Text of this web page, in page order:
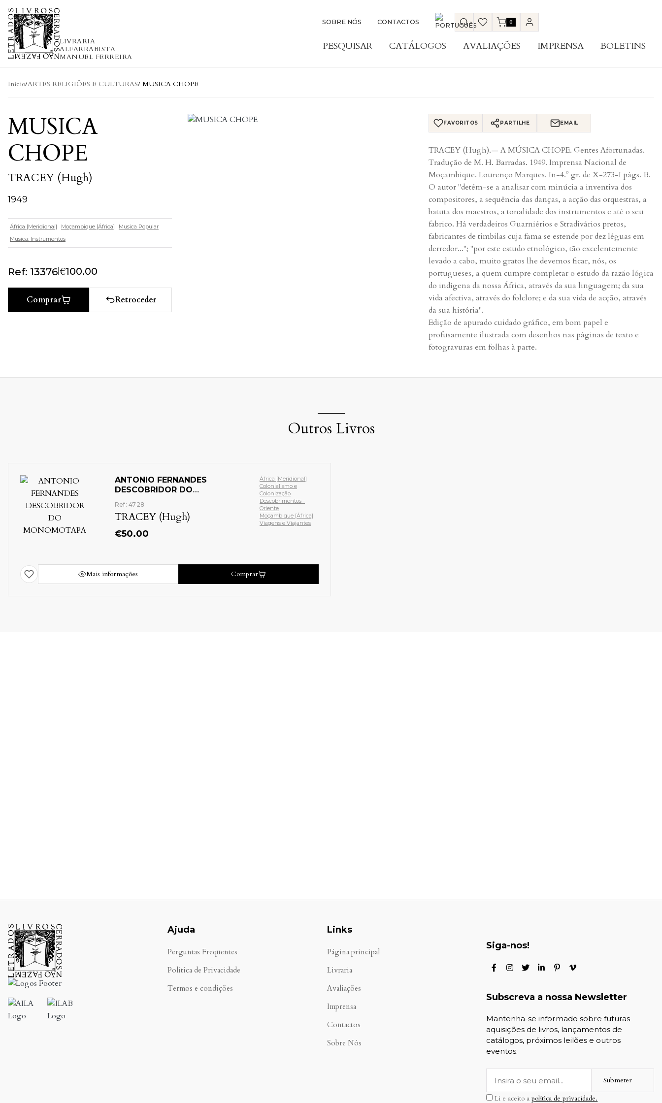
Skip to content
LIVRARIA
ALFARRABISTA
MANUEL FERREIRA
SOBRE NÓS CONTACTOS 0
PESQUISAR CATÁLOGOS AVALIAÇÕES IMPRENSA BOLETINS
Início/ARTES RELIGIÕES E CULTURAS/ MUSICA CHOPE
MUSICA
CHOPE
TRACEY (Hugh)
1949
África [Meridional] Moçambique [África]
Musica Popular
Musica: Instrumentos
Ref: 13376|€100.00
Comprar Retroceder
FAVORITOS PARTILHE EMAIL
TRACEY (Hugh).— A MÚSICA CHOPE. Gentes Afortunadas.
Tradução de M. H. Barradas. 1949. Imprensa Nacional de
Moçambique. Lourenço Marques. In-4.º gr. de X-273-I págs. B.
O autor "detém-se a analisar com minúcia a inventiva dos
compositores, a sequência das danças, a acção das orquestras, a
batuta dos maestros, a tonalidade dos instrumentos e até o seu
fabrico. Há verdadeiros Guarniérios e Stradivários pretos,
fabricantes de timbilas cuja fama se estende por dez léguas em
derredor..."; "por este estudo etnológico, tão excelentemente
levado a cabo, muito gratos lhe devemos ficar, nós, os
portugueses, a quem cumpre completar o estudo da razão lógica
do indígena da nossa África, através da sua linguagem; da sua
vida afectiva, através do folclore; e da sua vida de acção, através
da sua história".
Edição de apurado cuidado gráfico, em bom papel e
profusamente ilustrada com desenhos nas páginas de texto e
fotogravuras em folhas à parte.
Outros Livros
ANTONIO FERNANDES
DESCOBRIDOR DO
MONOMOTAPA
Ref: 4728
TRACEY (Hugh)
€50.00
África [Meridional]
Colonialismo e
Colonização
Descobrimentos -
Oriente
Moçambique [África]
Viagens e Viajantes
Mais informações Comprar
Ajuda
Perguntas Frequentes
Política de Privacidade
Termos e condições
Links
Página principal
Livraria
Avaliações
Imprensa
Contactos
Sobre Nós
Siga-nos!
Subscreva a nossa Newsletter
Mantenha-se informado sobre futuras
aquisições de livros, lançamentos de
catálogos, próximos leilões e outros
eventos.
Submeter
Li e aceito apolítica de privacidade.